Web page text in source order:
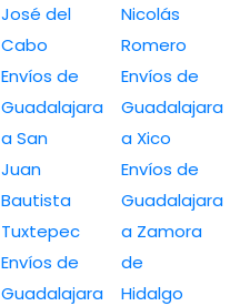
José del
Cabo
Envíos de
Guadalajara
a San
Juan
Bautista
Tuxtepec
Envíos de
Guadalajara
Nicolás
Romero
Envíos de
Guadalajara
a Xico
Envíos de
Guadalajara
a Zamora
de
Hidalgo